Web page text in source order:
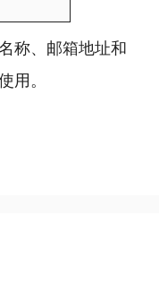
称、邮箱地址和
用。